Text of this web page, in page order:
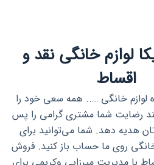
لوازم خانگی نقد و
اقساط
لوازم خانگی ….. همه سعی خود را
رضایت شما مشتری گرامی را پس
هدیه دهد. شما می‌توانید برای
خانگی روی ما حساب باز کنید. فروش